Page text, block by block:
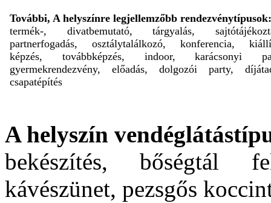
További, A helyszínre legjellemzőbb rendezvénytípusok:
termék-, divatbemutató, tárgyalás,
partnerfogadás, osztálytalálkozó, konferencia,
képzés, továbbképzés, indoor, karácsonyi
gyermekrendezvény, előadás, dolgozói party,
csapatépítés
A helyszín
bekészítés, bőségtál
kávészünet, pezsgős